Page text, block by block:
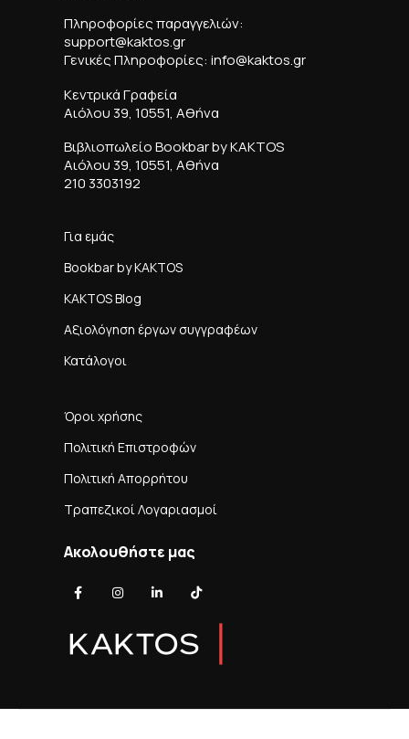
Πληροφορίες παραγγελιών:
support@kaktos.gr
Γενικές Πληροφορίες: info@kaktos.gr
Κεντρικά Γραφεία
Αιόλου 39, 10551, Αθήνα
Βιβλιοπωλείο Bookbar by KAKTOS
Αιόλου 39, 10551, Αθήνα
210 3303192
Για εμάς
Bookbar by KAKTOS
KAKTOS Blog
Αξιολόγηση έργων συγγραφέων
Κατάλογοι
Όροι χρήσης
Πολιτική Επιστροφών
Πολιτική Απορρήτου
Τραπεζικοί Λογαριασμοί
Ακολουθήστε μας